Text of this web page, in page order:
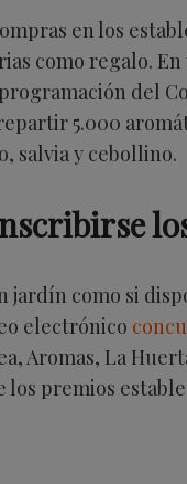
en los
como regalo.
del
5.000
salvia y cebollino.
como si
electrónico
Aromas, La
premios